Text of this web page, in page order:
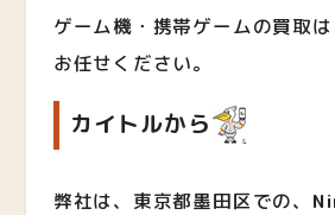
ゲーム機・携帯ゲームの買取
お任せください。
カイトルから
弊社は、東京都墨田区での、